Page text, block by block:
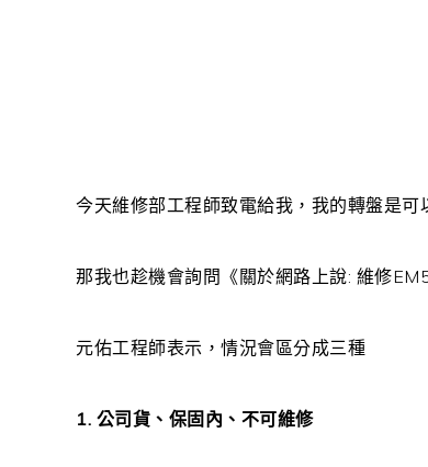
今天維修部工程師致電給我，我的轉盤是
那我也趁機會詢問《關於網路上說: 維修
元佑工程師表示，情況會區分成三種
1. 公司貨、保固內、不可維修